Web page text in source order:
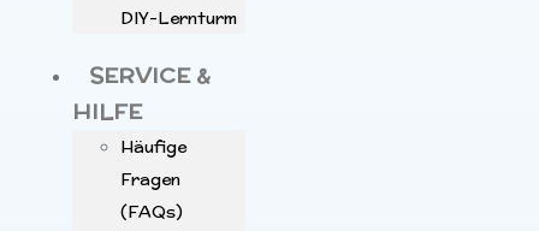
DIY-Lernturm
SERVICE &
HILFE
Häufige
Fragen
(FAQs)